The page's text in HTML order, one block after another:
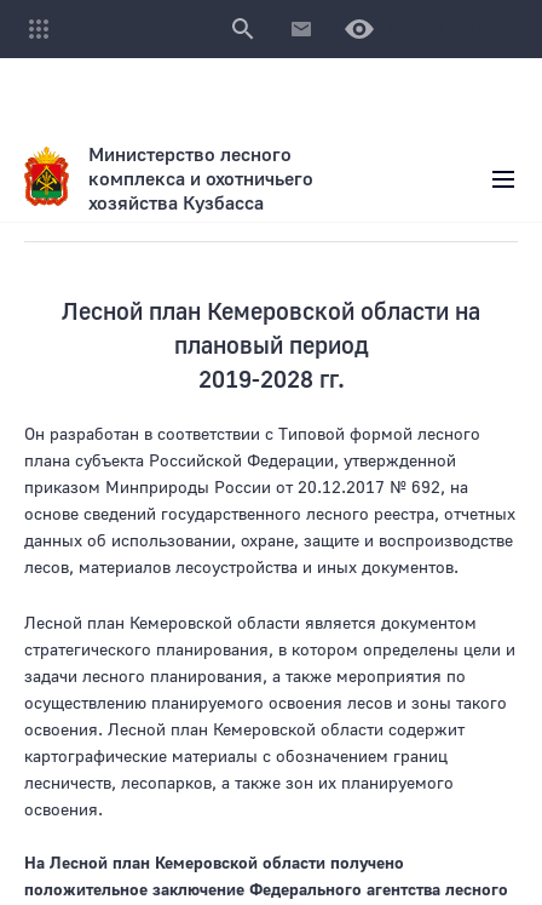
Министерство лесного
комплекса и охотничьего
хозяйства Кузбасса
Лесной план Кемеровской области на
плановый период
2019-2028 гг.
Он разработан в соответствии с Типовой формой лесного
плана субъекта Российской Федерации, утвержденной
приказом Минприроды России от 20.12.2017 № 692, на
основе сведений государственного лесного реестра, отчетных
данных об использовании, охране, защите и воспроизводстве
лесов, материалов лесоустройства и иных документов.
Лесной план Кемеровской области является документом
стратегического планирования, в котором определены цели и
задачи лесного планирования, а также мероприятия по
осуществлению планируемого освоения лесов и зоны такого
освоения. Лесной план Кемеровской области содержит
картографические материалы с обозначением границ
лесничеств, лесопарков, а также зон их планируемого
освоения.
На Лесной план Кемеровской области получено
положительное заключение Федерального агентства лесного
Документы лесного планирования